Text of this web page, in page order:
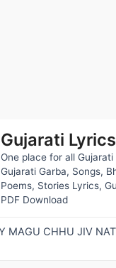
Gujarati Lyrics
One place for all
Gujarati Garba, Songs,
Poems, Stories Lyrics,
PDF Download
MAGU CHHU JIV